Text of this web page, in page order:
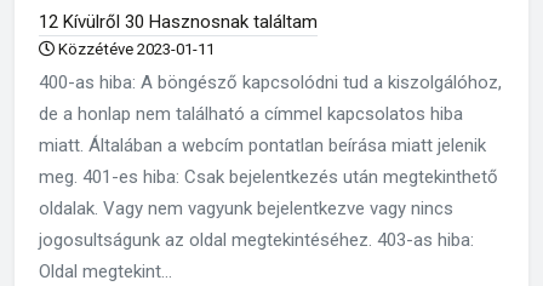
12 Kívülről 30 Hasznosnak találtam
Közzétéve 2023-01-11
400-as hiba: A böngésző kapcsolódni tud a kiszolgálóhoz,
de a honlap nem található a címmel kapcsolatos hiba
miatt. Általában a webcím pontatlan beírása miatt jelenik
meg. 401-es hiba: Csak bejelentkezés után megtekinthető
oldalak. Vagy nem vagyunk bejelentkezve vagy nincs
jogosultságunk az oldal megtekintéséhez. 403-as hiba:
Oldal megtekint...